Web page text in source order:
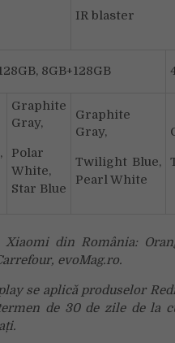
IR blaster
8GB+128GB
Graphite
Gray,
Polar
White,
Star Blue
Graphite
Gray,
Twilight Blue,
Pearl White
din România:
evoMag.ro.
se aplică produselor
de 30 de zile de la